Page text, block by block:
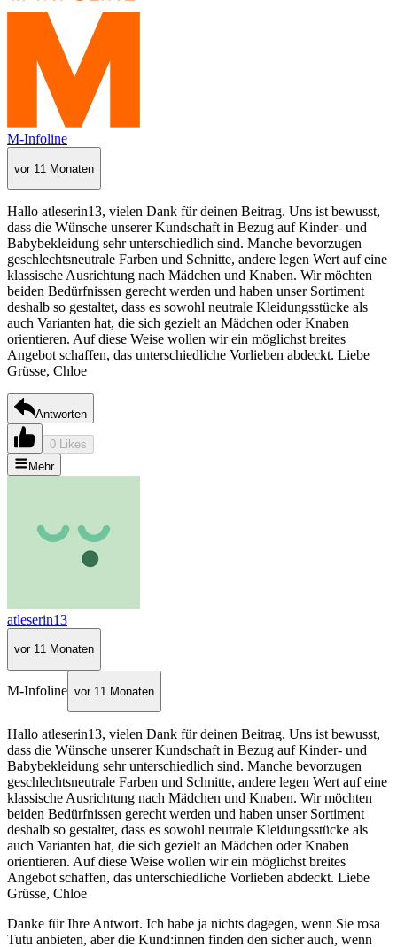
M-Infoline
vor 11 Monaten
Hallo atleserin13, vielen Dank für deinen Beitrag. Uns ist bewusst,
dass die Wünsche unserer Kundschaft in Bezug auf Kinder- und
Babybekleidung sehr unterschiedlich sind. Manche bevorzugen
geschlechtsneutrale Farben und Schnitte, andere legen Wert auf eine
klassische Ausrichtung nach Mädchen und Knaben. Wir möchten
beiden Bedürfnissen gerecht werden und haben unser Sortiment
deshalb so gestaltet, dass es sowohl neutrale Kleidungsstücke als
auch Varianten hat, die sich gezielt an Mädchen oder Knaben
orientieren. Auf diese Weise wollen wir ein möglichst breites
Angebot schaffen, das unterschiedliche Vorlieben abdeckt. Liebe
Grüsse, Chloe
Antworten
0 Likes
Mehr
atleserin13
vor 11 Monaten
M-Infoline vor 11 Monaten
Hallo atleserin13, vielen Dank für deinen Beitrag. Uns ist bewusst,
dass die Wünsche unserer Kundschaft in Bezug auf Kinder- und
Babybekleidung sehr unterschiedlich sind. Manche bevorzugen
geschlechtsneutrale Farben und Schnitte, andere legen Wert auf eine
klassische Ausrichtung nach Mädchen und Knaben. Wir möchten
beiden Bedürfnissen gerecht werden und haben unser Sortiment
deshalb so gestaltet, dass es sowohl neutrale Kleidungsstücke als
auch Varianten hat, die sich gezielt an Mädchen oder Knaben
orientieren. Auf diese Weise wollen wir ein möglichst breites
Angebot schaffen, das unterschiedliche Vorlieben abdeckt. Liebe
Grüsse, Chloe
Danke für Ihre Antwort. Ich habe ja nichts dagegen, wenn Sie rosa
Tutu anbieten, aber die Kund:innen finden den sicher auch, wenn